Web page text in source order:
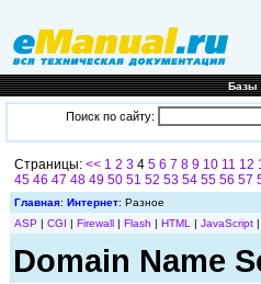
Базы
Поиск по сайту:
Страницы: << 1 2 34 5 6 7 8 9 10 11 12
45 46 47 48 49 50 51 52 53 54 55 56 57
Главная: Интернет: Разное
ASP| CGI | Firewall| Flash | HTML | JavaScript|
Domain Name